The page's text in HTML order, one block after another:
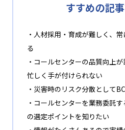
すすめの記
・人材採用・育成が難しく、
る
・コールセンターの品質向上
忙しく手が付けられない
・災害時のリスク分散として
・コールセンターを業務委託
の選定ポイントを知りたい